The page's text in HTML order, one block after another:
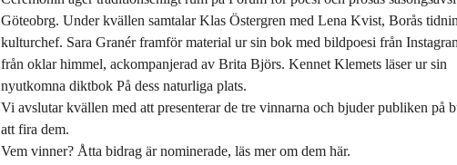
Göteobrg. Under kvällen samtalar Klas Östergren med Lena Kvist, Borås
kulturchef. Sara Granér framför material ur sin bok med bildpoesi från
från oklar himmel, ackompanjerad av Brita Björs. Kennet Klemets läser ur sin
nyutkomna diktbok På dess naturliga plats.
Vi avslutar kvällen med att presenterar de tre vinnarna och bjuder publiken på
att fira dem.
Vem vinner? Åtta bidrag är nominerade, läs mer om dem här.